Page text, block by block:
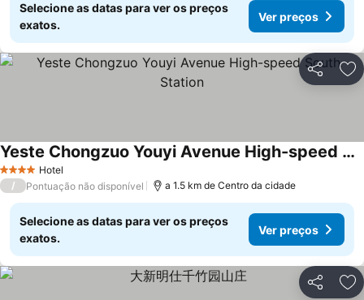
Selecione as datas para ver os preços
exatos.
Ver preços
Partilhar
4 EstrelasHotel
Yeste Chongzuo Youyi Avenue High-speed South Station
/ Pontuação não disponível a 1.5 km de Centro da cidade
Selecione as datas para ver os preços
exatos.
Ver preços
Partilhar